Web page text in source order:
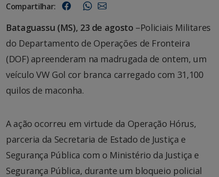
Compartilhar:
Bataguassu (MS), 23 de agosto –Policiais Militares
do Departamento de Operações de Fronteira
(DOF) apreenderam na madrugada de ontem, um
veículo VW Gol cor branca carregado com 31,100
quilos de maconha.
A ação ocorreu em virtude da Operação Hórus,
parceria da Secretaria de Estado de Justiça e
Segurança Pública com o Ministério da Justiça e
Segurança Pública, durante um bloqueio policial